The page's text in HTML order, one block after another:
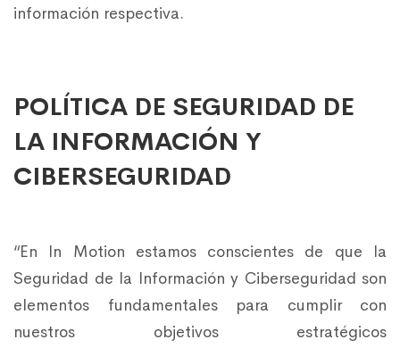
información respectiva.
POLÍTICA DE SEGURIDAD DE
LA INFORMACIÓN Y
CIBERSEGURIDAD
“En In Motion estamos conscientes de que la
Seguridad de la Información y Ciberseguridad son
elementos fundamentales para cumplir con
nuestros objetivos estratégicos